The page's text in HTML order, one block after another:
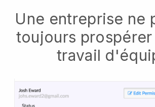
Une entreprise ne
toujours prospérer
travail